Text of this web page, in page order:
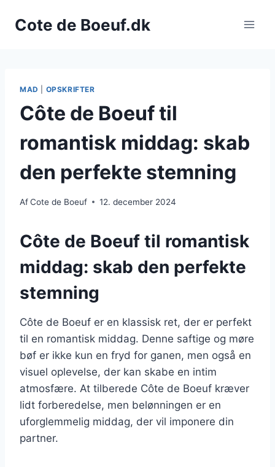
Cote de Boeuf.dk
MAD OPSKRIFTER
Côte de Boeuf til
romantisk middag: skab
den perfekte stemning
AfCote de Boeuf 12. december 2024
Côte de Boeuf til romantisk
middag: skab den perfekte
stemning
Côte de Boeuf er en klassisk ret, der er perfekt
til en romantisk middag. Denne saftige og møre
bøf er ikke kun en fryd for ganen, men også en
visuel oplevelse, der kan skabe en intim
atmosfære. At tilberede Côte de Boeuf kræver
lidt forberedelse, men belønningen er en
uforglemmelig middag, der vil imponere din
partner.